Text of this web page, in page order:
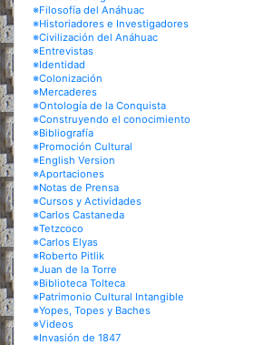
※Filosofía del Anáhuac
※Historiadores e Investigadores
※Civilización del Anáhuac
※Entrevistas
※Identidad
※Colonización
※Mercaderes
※Ontología de la Conquista
※Construyendo el conocimiento
※Bibliografía
※Promoción Cultural
※English Version
※Aportaciones
※Notas de Prensa
※Cursos y Actividades
※Carlos Castaneda
※Tetzcoco
※Carlos Elyas
※Roberto Pitlik
※Juan de la Torre
※Biblioteca Tolteca
※Patrimonio Cultural Intangible
※Yopes, Topes y Baches
※Videos
※Invasión de 1847